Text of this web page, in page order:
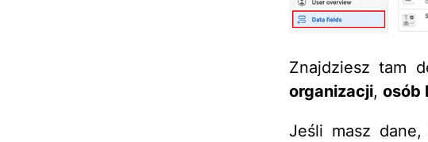
Znajdziesz tam
organizacji, osób
Jeśli masz